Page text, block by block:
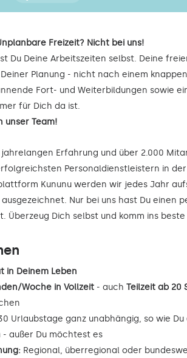
Freizeit? Nicht bei uns!
Du Deine Arbeitszeiten selbst. Deine
Planung - nicht nach einem
Fort- und Weiterbildungen sowie
für Dich da ist.
unser Team!
Erfahrung und über 2.000
Personaldienstleistern in
Kununu werden wir jedes Jahr
Nur bei uns hast Du einen
Überzeug Dich selbst und komm ins beste
in Deinem Leben
Woche in Vollzeit - auch Teilzeit ab 20
Urlaubstage ganz unabhängig, so wie
- außer Du möchtest es
Regional, überregional oder